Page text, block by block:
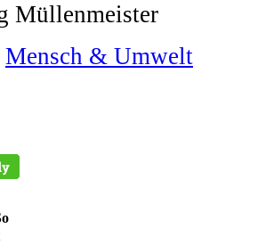
Müllenmeister
Mensch & Umwelt